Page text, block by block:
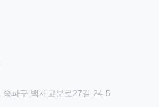
파구 백제고분로27길 24-5